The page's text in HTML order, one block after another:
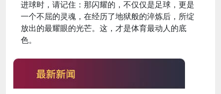
进球时，请记住：那闪耀的，不仅仅是足球，更是
一个不屈的灵魂，在经历了地狱般的淬炼后，所绽
放出的最耀眼的光芒。这，才是体育最动人的底
色。